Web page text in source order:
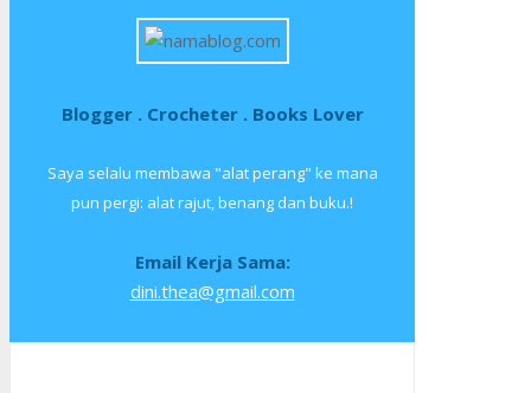
Blogger . Crocheter . Books Lover
Saya selalu membawa "alat perang" ke mana
pun pergi: alat rajut, benang dan buku.!
Email Kerja Sama:
dini.thea@gmail.com